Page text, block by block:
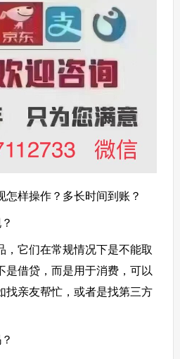
怎样操作？多长时间到账？
，它们在常规情况下是不能取
是借贷，而是用于消费，可以
找亲友帮忙，或者是找第三方